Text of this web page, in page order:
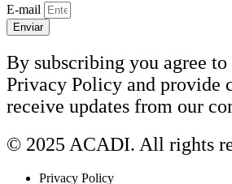
E-mail
Enviar
By subscribing you agree
Privacy Policy and provide
receive updates from our
© 2025 ACADI. All rights
Privacy Policy